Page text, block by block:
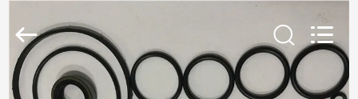
ΣΠΊΤΙ
Trade
Co.,Ltd.
Rights
Reserved.